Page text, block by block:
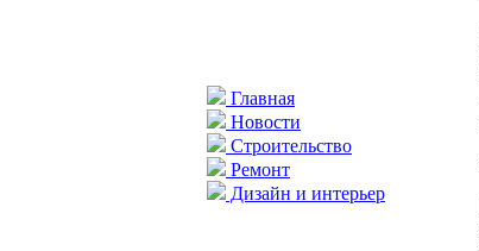
Главная
Новости
Строительство
Ремонт
Дизайн и интерьер